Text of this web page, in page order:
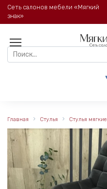
Перейти
содержанию
Сеть салонов мебели «Мягкий
знак»
Search
for:
Главная Стулья Стулья мягкие